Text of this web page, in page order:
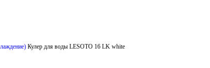
Кулер для воды LESOTO 16 LK white